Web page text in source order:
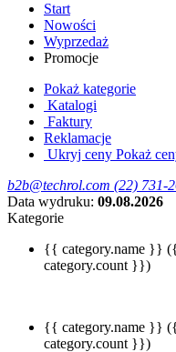
Start
Nowości
Wyprzedaż
Promocje
Pokaż kategorie
Katalogi
Faktury
Reklamacje
Ukryj ceny Pokaż
b2b@techrol.com (22) 731-
Data wydruku: 09.08.2026
Kategorie
{{ category.name }}
category.count }})
{{ category.name }}
category.count }})